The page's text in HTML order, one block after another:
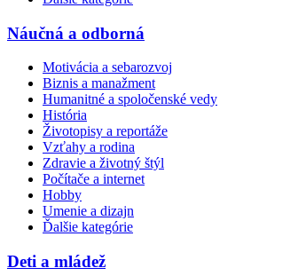
Náučná a odborná
Motivácia a sebarozvoj
Biznis a manažment
Humanitné a spoločenské vedy
História
Životopisy a reportáže
Vzťahy a rodina
Zdravie a životný štýl
Počítače a internet
Hobby
Umenie a dizajn
Ďalšie kategórie
Deti a mládež